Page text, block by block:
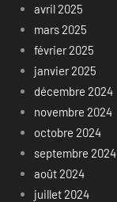
avril 2025
mars 2025
février 2025
janvier 2025
décembre 2024
novembre 2024
octobre 2024
septembre 2024
août 2024
juillet 2024